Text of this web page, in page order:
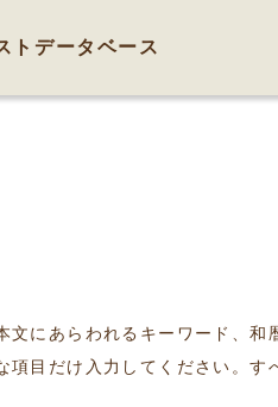
トデータベース
文にあらわれるキーワード、
項目だけ入力してください。